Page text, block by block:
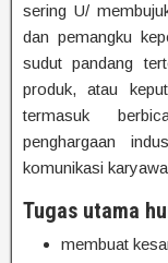
sering U/
dan pemangku
sudut pandang
produk, atau
termasuk
penghargaan
komunikasi
Tugas utama
membuat